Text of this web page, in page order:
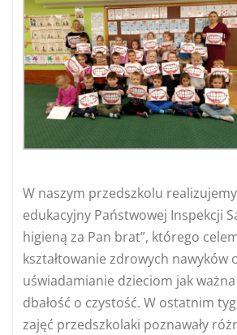
W naszym przedszkolu
edukacyjny Państwowej Inspekcji
higieną za Pan brat”, którego
kształtowanie zdrowych nawyków
uświadamianie dzieciom jak
dbałość o czystość. W ostatnim
zajęć przedszkolaki poznawały